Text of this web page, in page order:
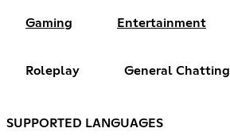
Gaming Entertainment
Roleplay General Chatting
SUPPORTED LANGUAGES